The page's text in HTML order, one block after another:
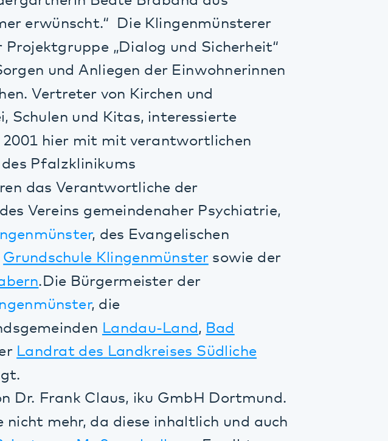
von Kirchen und
und Kitas, interessierte
hier mit mit verantwortlichen
Verantwortliche der
gemeindenaher Psychiatrie,
, des Evangelischen
Klingenmünster
Landau-Land
des Landkreises Südliche
Claus, iku GmbH Dortmund.
da diese inhaltlich und auch
Maßregelvollzug. Es gibt nun
öffentlichen Veranstaltungen
mit unserem Haus in
im Gespräch- wir im